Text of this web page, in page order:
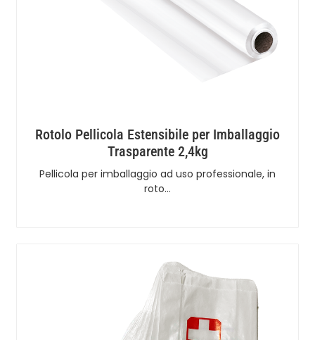
Rotolo Pellicola Estensibile per Imballaggio
Trasparente 2,4kg
Pellicola per imballaggio ad uso professionale, in
roto…